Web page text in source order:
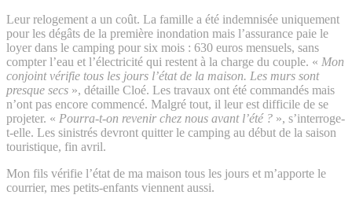
Leur relogement a un coût. La famille a été indemnisée uniquement
pour les dégâts de la première inondation mais l’assurance paie le
loyer dans le camping pour six mois : 630 euros mensuels, sans
compter l’eau et l’électricité qui restent à la charge du couple. « Mon
conjoint vérifie tous les jours l’état de la maison. Les murs sont
presque secs », détaille Cloé. Les travaux ont été commandés mais
n’ont pas encore commencé. Malgré tout, il leur est difficile de se
projeter. « Pourra-t-on revenir chez nous avant l’été ? », s’interroge-
t-elle. Les sinistrés devront quitter le camping au début de la saison
touristique, fin avril.
Mon fils vérifie l’état de ma maison tous les jours et m’apporte le
courrier, mes petits-enfants viennent aussi.